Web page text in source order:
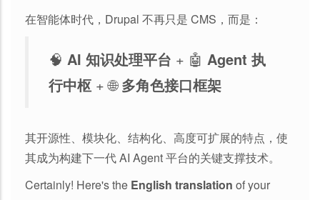
在智能体时代，Drupal 不再只是 CMS，而是：
🧠 AI 知识处理平台 + 🤖 Agent 执
行中枢 + 🌐多角色接口框架
其开源性、模块化、结构化、高度可扩展的特点，使
其成为构建下一代 AI Agent 平台的关键支撑技术。
Certainly! Here's the English translation of your